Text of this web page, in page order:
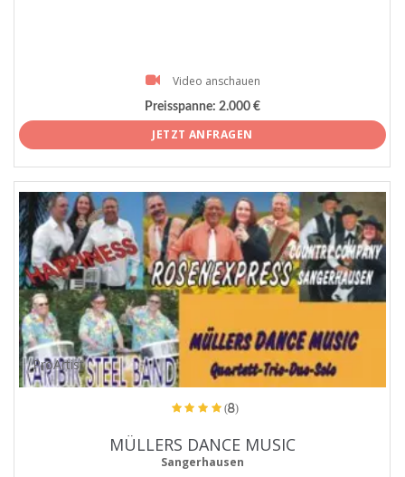
Video anschauen
Preisspanne: 2.000 €
JETZT ANFRAGEN
ProArtist
(8)
MÜLLERS DANCE MUSIC
Sangerhausen